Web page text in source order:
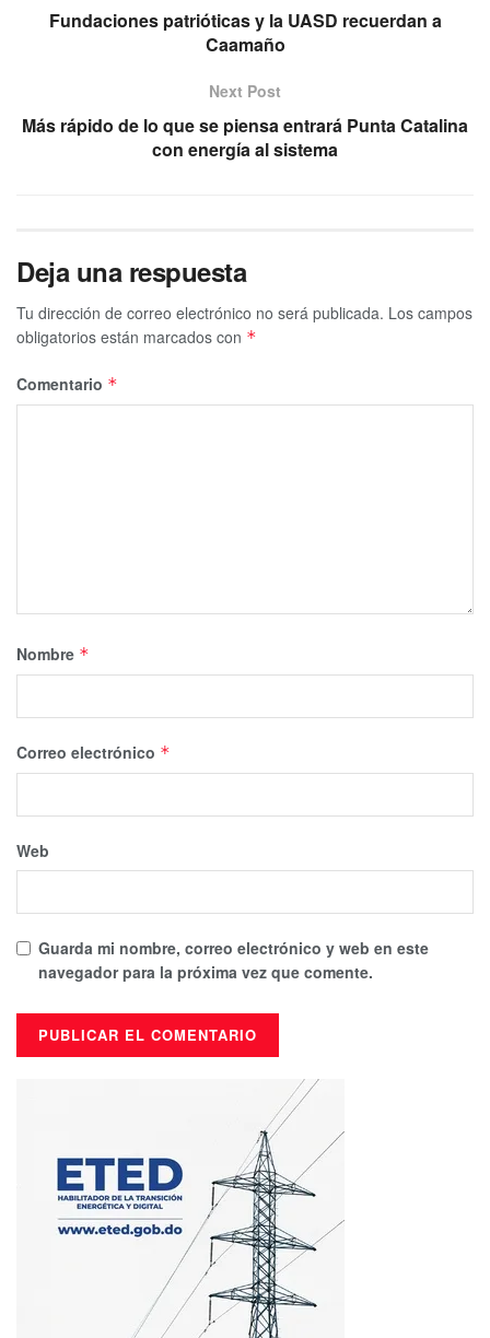
Fundaciones patrióticas y la UASD recuerdan a
Caamaño
Next Post
Más rápido de lo que se piensa entrará Punta Catalina
con energía al sistema
Deja una respuesta
Tu dirección de correo electrónico no será publicada. Los campos
obligatorios están marcados con *
Comentario *
Nombre *
Correo electrónico *
Web
Guarda mi nombre, correo electrónico y web en este
navegador para la próxima vez que comente.